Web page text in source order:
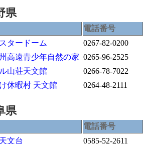
県
電話番号
タードーム
0267-82-0200
高遠青少年自然の家 0265-96-2525
山荘天文館
0266-78-7022
休暇村 天文館
0264-48-2111
県
電話番号
文台
0585-52-2611